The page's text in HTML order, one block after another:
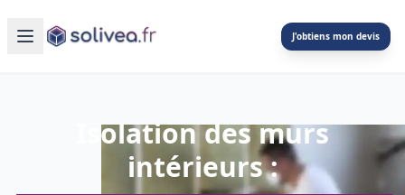
J'obtiens mon devis
Isolation des murs
intérieurs :